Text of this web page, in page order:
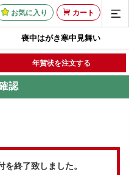
お気に入り カート
喪中はがき寒中見舞い
年賀状を注文する
認
終了致しました。